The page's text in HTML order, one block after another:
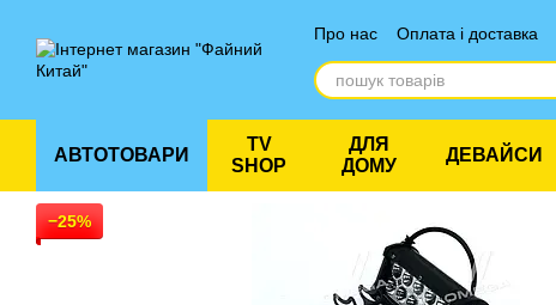
Про нас Оплата і доставка
Відгуки про магазин
АВТОТОВАРИ
TV
SHOP
ДЛЯ
ДОМУ
ДЕВАЙСИ
−25%